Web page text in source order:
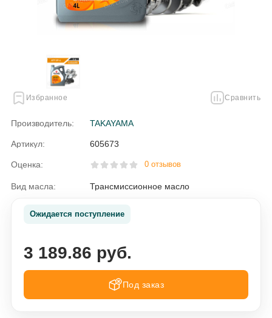
Избранное Сравнить
Производитель: TAKAYAMA
Артикул: 605673
Оценка: 0 отзывов
Вид масла: Трансмиссионное масло
Ожидается поступление
3 189.86 руб.
Под заказ